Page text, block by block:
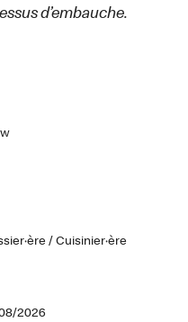
d’embauche.
/ Cuisinier·ère
2026